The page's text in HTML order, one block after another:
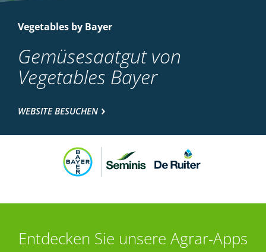
Vegetables by Bayer
Gemüsesaatgut von
Vegetables Bayer
WEBSITE BESUCHEN
Entdecken Sie unsere Agrar-Apps